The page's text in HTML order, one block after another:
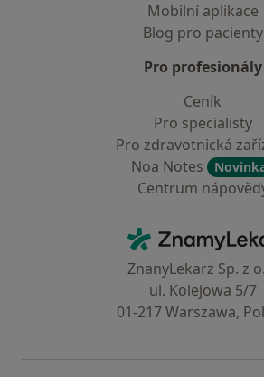
Mobilní aplikace
Blog pro pacienty
Pro profesionály
Ceník
Pro specialisty
Pro zdravotnická
Noa Notes
Centrum
ZnanyLekarz Sp. z
ul. Kolejowa 5/7
01-217 Warszawa,